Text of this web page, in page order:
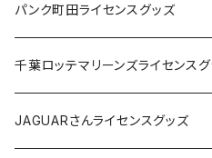
ステッカー
缶バッジ
ホテルキーホルダー
缶バッジ
アクリルキーホルダー
ホテルキーホルダー
Tシャツ
キャップ
バッグ
パンク町田ライセンスグッズ
Tシャツ
キャップ
千葉ロッテマリーンズライセンス
ステッカー
JAGUARさんライセンスグッズ